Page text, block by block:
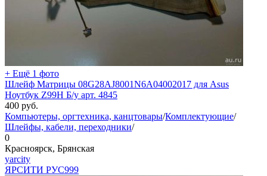
+ Ещё 1 фото
Шлейф Матрицы 08G28AJ8001N6A04002017 для Asus
Ноутбук Z99H Б/у арт. 4845
400 руб.
Компьютеры, оргтехника, канцтовары/Комплектующие/
Шлейфы, кабели, переходники/
0
Красноярск, Брянская
yarcity
ЯРСИТИ РУС999